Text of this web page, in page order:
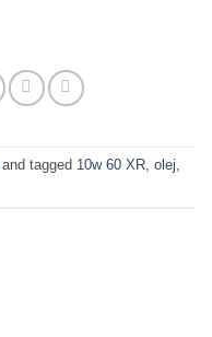
tagged 10w 60 XR, olej,